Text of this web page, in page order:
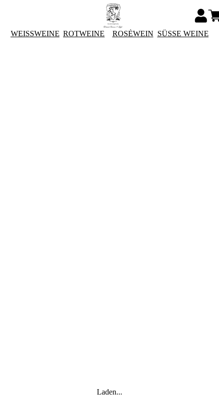
WEISSWEINE ROTWEINE ROSÈWEIN SÜSSE WEINE
Laden...